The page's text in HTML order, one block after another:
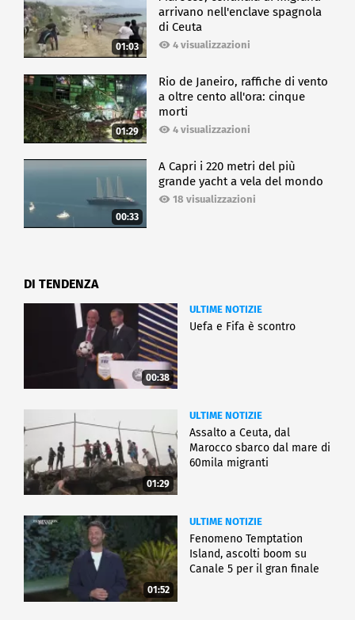
01:03
arrivano nell'enclave spagnola
di Ceuta
4 visualizzazioni
01:29
Rio de Janeiro, raffiche di vento
a oltre cento all'ora: cinque
morti
4 visualizzazioni
00:33
A Capri i 220 metri del più
grande yacht a vela del mondo
18 visualizzazioni
DI TENDENZA
00:38
ULTIME NOTIZIE
Uefa e Fifa è scontro
01:29
ULTIME NOTIZIE
Assalto a Ceuta, dal
Marocco sbarco dal mare di
60mila migranti
01:52
ULTIME NOTIZIE
Fenomeno Temptation
Island, ascolti boom su
Canale 5 per il gran finale